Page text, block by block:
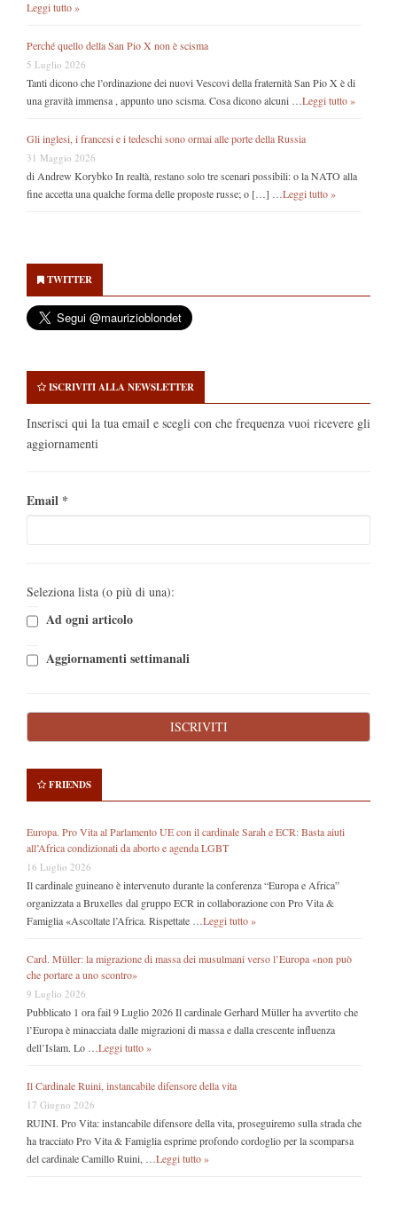
Leggi tutto »
Perché quello della San Pio X non è scisma
5 Luglio 2026
Tanti dicono che l’ordinazione dei nuovi Vescovi della fraternità San Pio X è di
una gravità immensa , appunto uno scisma. Cosa dicono alcuni …Leggi tutto »
Gli inglesi, i francesi e i tedeschi sono ormai alle porte della Russia
31 Maggio 2026
di Andrew Korybko In realtà, restano solo tre scenari possibili: o la NATO alla
fine accetta una qualche forma delle proposte russe; o […] …Leggi tutto »
Sidebar
TWITTER
ISCRIVITI ALLA NEWSLETTER
Inserisci qui la tua email e scegli con che frequenza vuoi ricevere gli
aggiornamenti
Email *
Seleziona lista (o più di una):
Ad ogni articolo
Aggiornamenti settimanali
FRIENDS
Europa. Pro Vita al Parlamento UE con il cardinale Sarah e ECR: Basta aiuti
all’Africa condizionati da aborto e agenda LGBT
16 Luglio 2026
Il cardinale guineano è intervenuto durante la conferenza “Europa e Africa”
organizzata a Bruxelles dal gruppo ECR in collaborazione con Pro Vita &
Famiglia «Ascoltate l’Africa. Rispettate …Leggi tutto »
Card. Müller: la migrazione di massa dei musulmani verso l’Europa «non può
che portare a uno scontro»
9 Luglio 2026
Pubblicato 1 ora fail 9 Luglio 2026 Il cardinale Gerhard Müller ha avvertito che
l’Europa è minacciata dalle migrazioni di massa e dalla crescente influenza
dell’Islam. Lo …Leggi tutto »
Il Cardinale Ruini, instancabile difensore della vita
17 Giugno 2026
RUINI. Pro Vita: instancabile difensore della vita, proseguiremo sulla strada che
ha tracciato Pro Vita & Famiglia esprime profondo cordoglio per la scomparsa
del cardinale Camillo Ruini, …Leggi tutto »